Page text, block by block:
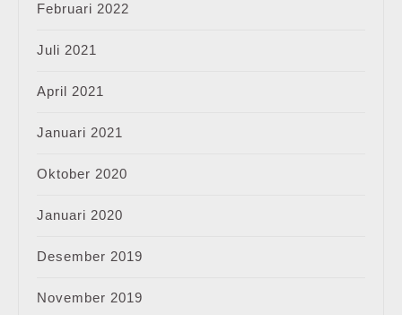
Februari 2022
Juli 2021
April 2021
Januari 2021
Oktober 2020
Januari 2020
Desember 2019
November 2019